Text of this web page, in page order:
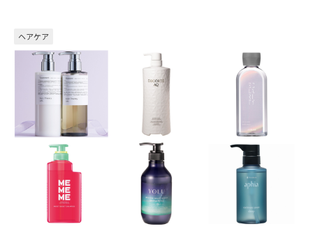
ヘアケア